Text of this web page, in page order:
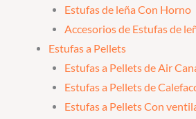
Estufas de leña Con Horno
Accesorios de Estufas de
Estufas a Pellets
Estufas a Pellets de Air
Estufas a Pellets de
Estufas a Pellets Con